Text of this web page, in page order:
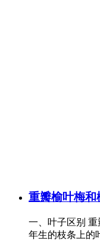
重瓣榆叶梅和
一、叶子区别
年生的枝条上的